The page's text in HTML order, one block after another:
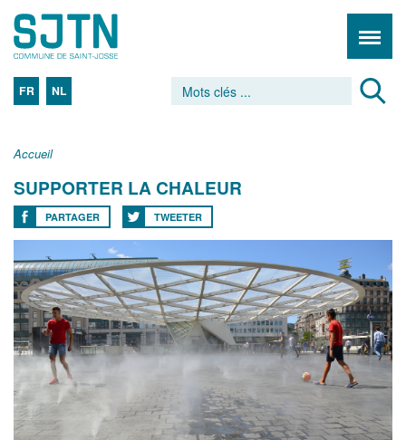
FR NL
Accueil
SUPPORTER LA CHALEUR
PARTAGER TWEETER